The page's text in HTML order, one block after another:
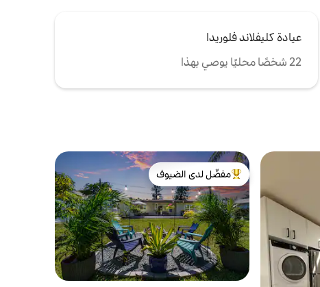
عيادة كليفلاند فلوريدا
22 شخصًا محليًا يوصي بهذا
من أبرز البيوت المفضّلة لدى الضيوف
مفضّل لدى الضيوف